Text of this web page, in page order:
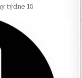
týdne 15